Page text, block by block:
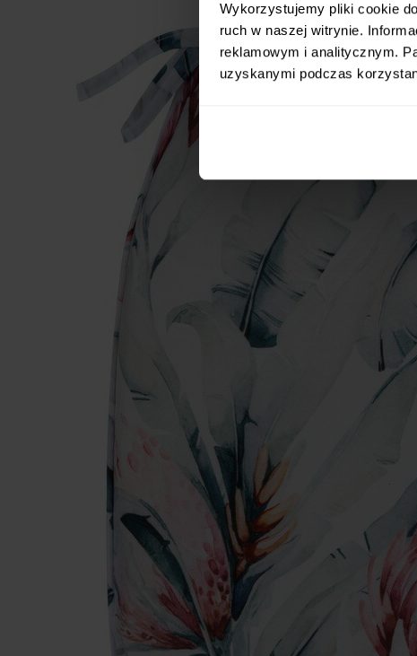
Wykorzystujemy pliki cookie
ruch w naszej witrynie.
reklamowym i analitycznym.
uzyskanymi podczas